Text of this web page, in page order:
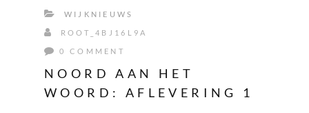
WIJKNIEUWS
ROOT_4BJ16L9A
0 COMMENT
NOORD AAN HET
WOORD: AFLEVERING 1